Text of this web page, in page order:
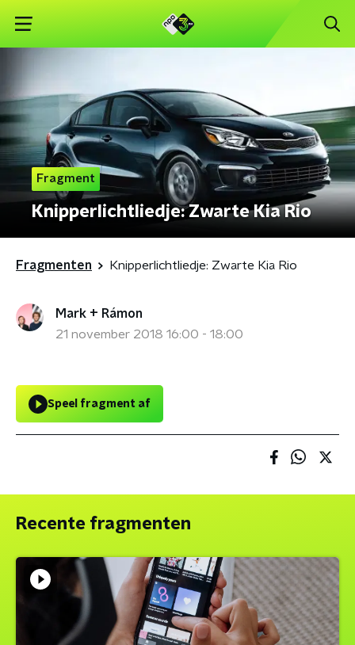
Fragment
Knipperlichtliedje: Zwarte Kia Rio
Fragmenten Knipperlichtliedje: Zwarte Kia Rio
Mark + Rámon
21 november 2018 16:00 - 18:00
Speel fragment af
Recente fragmenten